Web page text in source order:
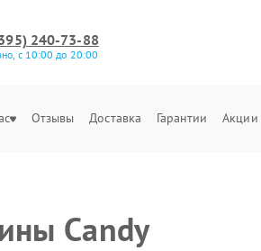
240-73-88
с 10:00 до 20:00
Отзывы Доставка Гарантии Акции
Candy